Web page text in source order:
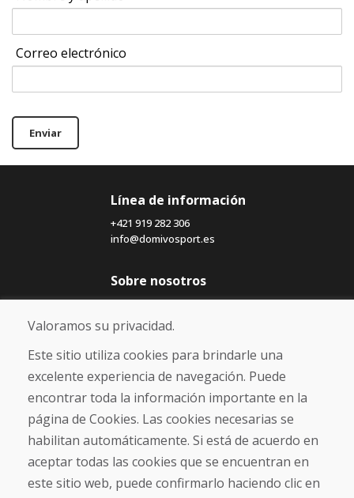
Correo electrónico
Enviar
Línea de información
+421 919 282 306
info@domivosport.es
Sobre nosotros
Blog
Sobre nosotros
Comercio
Contacto
Compra
Tienda electrónica
Envío y pago
NORMAS DE RECLAMACIÓN
Devolución y cambio de mercancías
Política de privacidad
Valoramos su privacidad.
Este sitio utiliza cookies para brindarle una
excelente experiencia de navegación. Puede
encontrar toda la información importante en la
página de Cookies. Las cookies necesarias se
habilitan automáticamente. Si está de acuerdo en
aceptar todas las cookies que se encuentran en
este sitio web, puede confirmarlo haciendo clic en